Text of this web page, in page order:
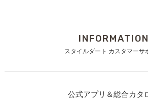
INFORMATION
スタイルダート カスタマーサ
公式アプリ＆総合カタ